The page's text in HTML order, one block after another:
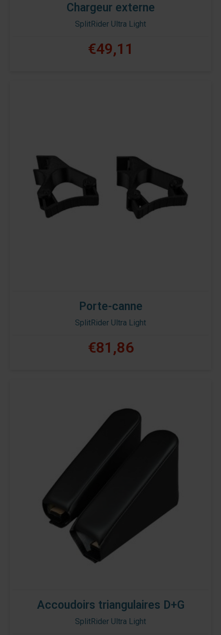
Chargeur externe
SplitRider Ultra Light
€49,11
Porte-canne
SplitRider Ultra Light
€81,86
Accoudoirs triangulaires D+G
SplitRider Ultra Light